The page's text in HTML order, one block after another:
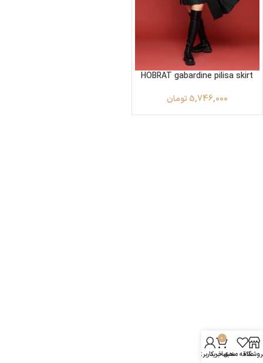
HOBRAT gabardine pilisa skirt
5,746,000 تومان
علاقه مندی
0
سبد خرید
حساب کاربری من